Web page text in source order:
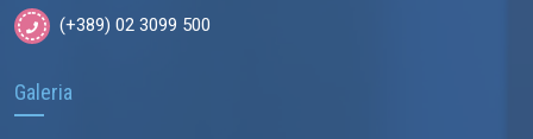
(+389) 02 3099 500
Galeria